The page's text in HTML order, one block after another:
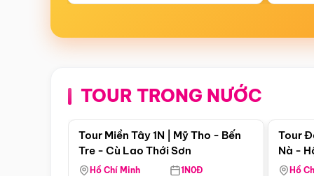
TOUR TRONG NƯỚC
Điểm nổi bật
Tour Miền Tây 1N | Mỹ Tho - Bến
Tre - Cù Lao Thới Sơn
Hồ Chí Minh 1N0Đ
Tour
Nà -
Nha
Hồ